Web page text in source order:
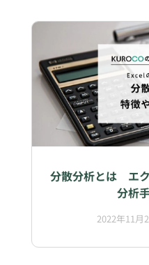
分散分析とは エ
分析
2022年11月